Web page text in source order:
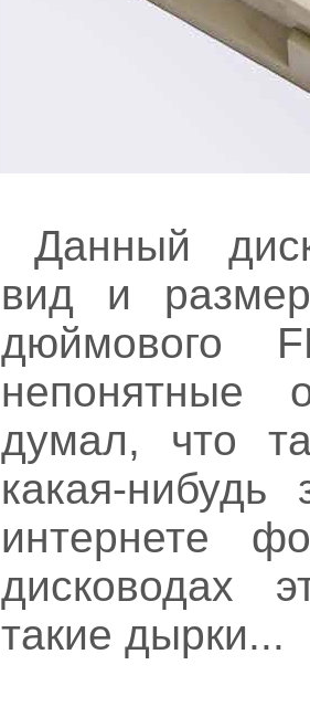
Данный
вид и
дюймового
непонятные
думал, что
какая-
интернете
дисководах
такие дырки...